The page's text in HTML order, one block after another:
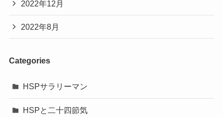
2022年12月
2022年8月
Categories
HSPサラリーマン
HSPと二十四節気